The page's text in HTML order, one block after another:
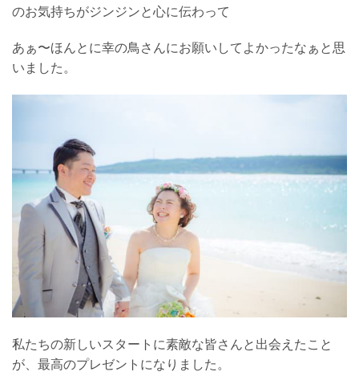
のお気持ちがジンジンと心に伝わって
あぁ〜ほんとに幸の鳥さんにお願いしてよかったなぁと思
いました。
私たちの新しいスタートに素敵な皆さんと出会えたこと
が、最高のプレゼントになりました。